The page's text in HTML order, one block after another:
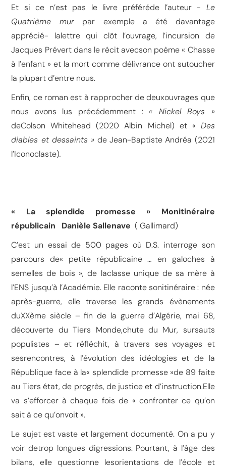
Et si ce n’est pas le livre préféréde l’auteur - Le
Quatrième mur par exemple a été davantage
apprécié- lalettre qui clôt l’ouvrage, l’incursion de
Jacques Prévert dans le récit avecson poème « Chasse
à l’enfant » et la mort comme délivrance ont sutoucher
la plupart d’entre nous.
Enfin, ce roman est à rapprocher de deuxouvrages que
nous avons lus précédemment : « Nickel Boys »
deColson Whitehead (2020 Albin Michel) et « Des
diables et dessaints »de Jean-Baptiste Andréa (2021
l’Iconoclaste).
« La splendide promesse » Monitinéraire
républicain
Danièle Sallenave ( Gallimard)
C’est un essai de 500 pages où D.S. interroge son
parcours de« petite républicaine … en galoches à
semelles de bois », de laclasse unique de sa mère à
l’ENS jusqu’à l’Académie. Elle raconte sonitinéraire : née
après-guerre, elle traverse les grands évènements
duXXème siècle – fin de la guerre d’Algérie, mai 68,
découverte du Tiers Monde,chute du Mur, sursauts
populistes – et réfléchit, à travers ses voyages et
sesrencontres, à l’évolution des idéologies et de la
République face à la« splendide promesse »de 89 faite
au Tiers état, de progrès, de justice et d’instruction.Elle
va s’efforcer à chaque fois de « confronter ce qu’on
sait à ce qu’onvoit ».
Le sujet est vaste et largement documenté. On a pu y
voir detrop longues digressions. Pourtant, à l’âge des
bilans, elle questionne lesorientations de l’école et